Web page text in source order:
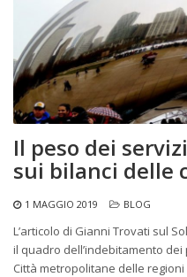
Il peso dei
sui bilanci delle
1 MAGGIO 2019 BLOG
L’articolo di Gianni Trovati sul
il quadro dell’indebitamento
Città metropolitane delle